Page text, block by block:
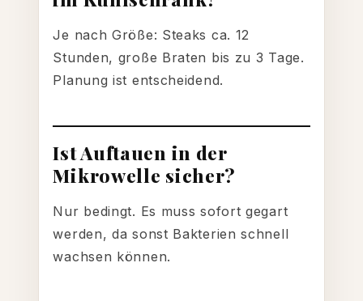
Je nach Größe: Steaks ca. 12
Stunden, große Braten bis zu 3 Tage.
Planung ist entscheidend.
Ist Auftauen in der
Mikrowelle sicher?
Nur bedingt. Es muss sofort gegart
werden, da sonst Bakterien schnell
wachsen können.